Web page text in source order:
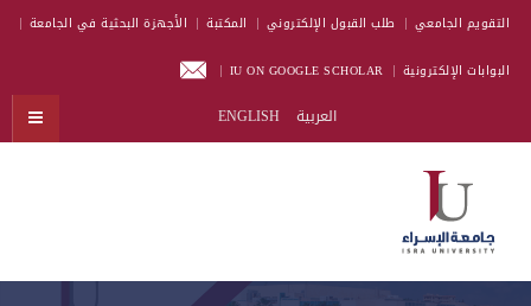
التقويم الجامعي طلب القبول الإلكتروني المكتبة الأجهزة البحثية في الجامعة
البوابات الإلكترونية IU ON GOOGLE SCHOLAR
العربية ENGLISH